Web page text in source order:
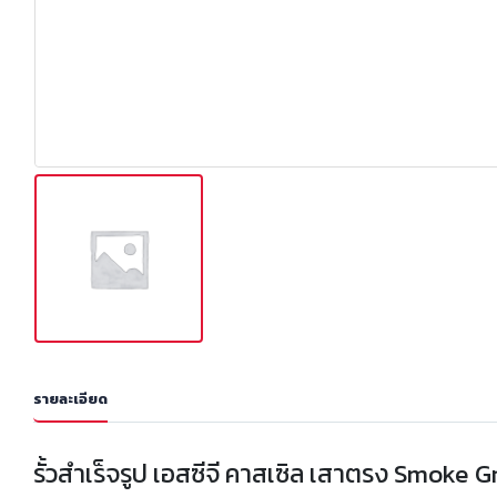
รายละเอียด
รั้วสำเร็จรูป เอสซีจี คาสเซิล เสาตรง Smoke